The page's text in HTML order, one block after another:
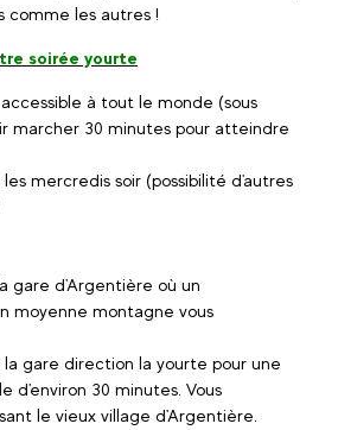
comme les autres !
soirée yourte
accessible à tout le monde (sous
marcher 30 minutes pour atteindre
les mercredis soir (possibilité d'autres
gare d'Argentière où un
moyenne montagne vous
la gare direction la yourte pour une
d'environ 30 minutes. Vous
le vieux village d'Argentière.